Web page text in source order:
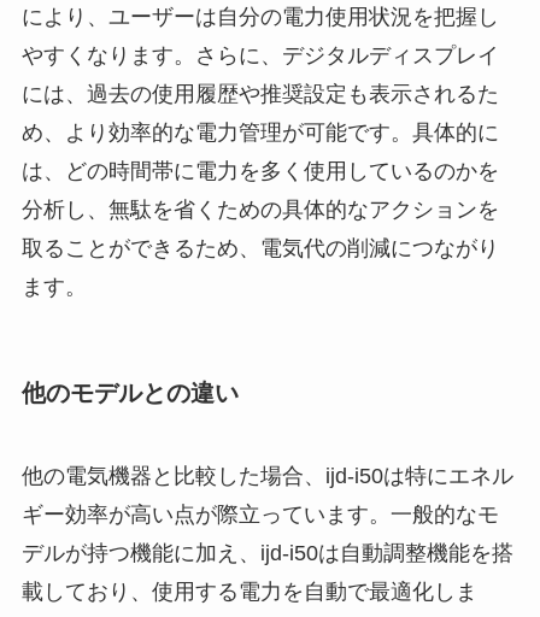
により、ユーザーは自分の電力使用状況を把握し
やすくなります。さらに、デジタルディスプレイ
には、過去の使用履歴や推奨設定も表示されるた
め、より効率的な電力管理が可能です。具体的に
は、どの時間帯に電力を多く使用しているのかを
分析し、無駄を省くための具体的なアクションを
取ることができるため、電気代の削減につながり
ます。
他のモデルとの違い
他の電気機器と比較した場合、ijd-i50は特にエネル
ギー効率が高い点が際立っています。一般的なモ
デルが持つ機能に加え、ijd-i50は自動調整機能を搭
載しており、使用する電力を自動で最適化しま